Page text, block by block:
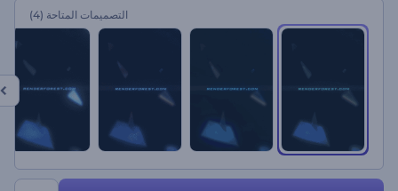
رندرفورست مجاناً
التصميمات المتاحة (4)